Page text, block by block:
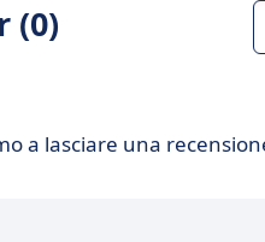
(0)
a lasciare una